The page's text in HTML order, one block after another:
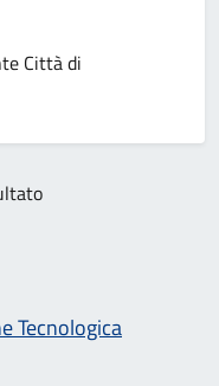
Città di
Tecnologica